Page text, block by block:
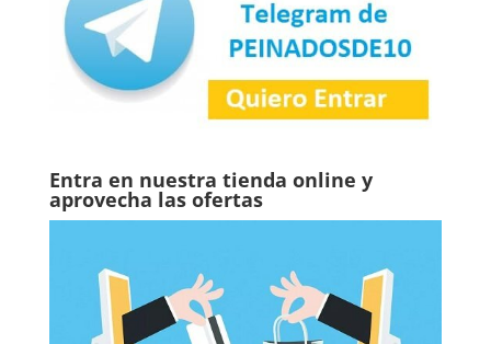
Entra en nuestra tienda online y
aprovecha las ofertas